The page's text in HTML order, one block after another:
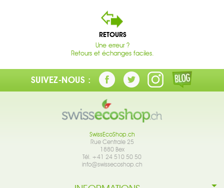
RETOURS
Une erreur ?
Retours et échanges faciles.
SUIVEZ-NOUS :
SwissEcoShop.ch
Rue Centrale 25
1880 Bex
Tél. +41 24 510 50 50
info@swissecoshop.ch